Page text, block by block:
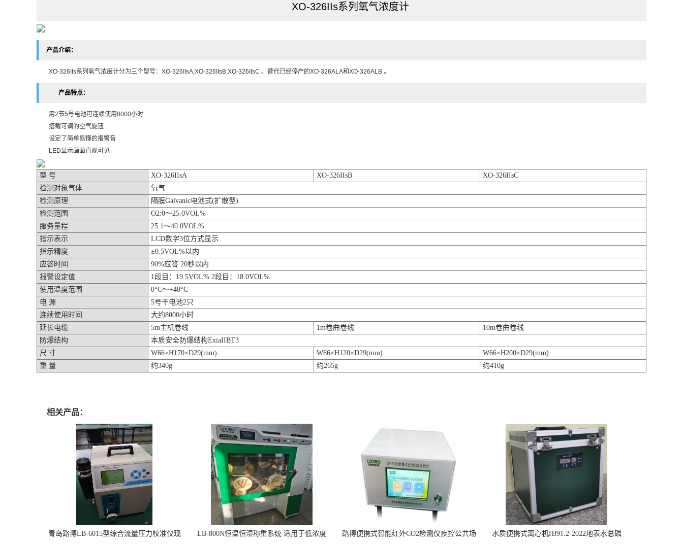
XO-326IIs系列氧气浓度计
产品介绍：
XO-326IIs系列氧气浓度计分为三个型号：XO-326IIsA;XO-326IIsB;XO-326IIsC 。替代已经停产的XO-326ALA和XO-326ALB 。
产品特点：
用2节5号电池可连续使用8000小时
搭载可调的空气旋钮
设定了简单易懂的报警音
LED显示画面直观可见
型 号 XO-326IIsA XO-326IIsB
XO-326IIsC
检测对象气体
氧气
检测原理
隔膜Galvanic电池式(扩散型)
检测范围
O2:0～25.0VOL%
服务量程
25.1～40.0VOL%
指示表示
LCD数字3位方式显示
指示精度
±0.5VOL%以内
应答时间
90%应答 20秒以内
报警设定值
1段目：19.5VOL% 2段目：18.0VOL%
使用温度范围
0°C～+40°C
电 源
5号干电池2只
连续使用时间
大约8000小时
延长电缆
5m主机卷线 1m卷曲卷线
10m卷曲卷线
防爆结构
本质安全防爆结构ExiaIIBT3
尺 寸
W66×H170×D29(mm) W66×H120×D29(mm)
W66×H200×D29(mm)
重 量
约340g 约265g 约410g
相关产品：
青岛路博LB-6015型综合流量压力校准仪现
LB-800N恒温恒湿称重系统 适用于低浓度
路博便携式智能红外CO2检测仪疾控公共场
水质便携式离心机HJ91.2-2022地表水总磷